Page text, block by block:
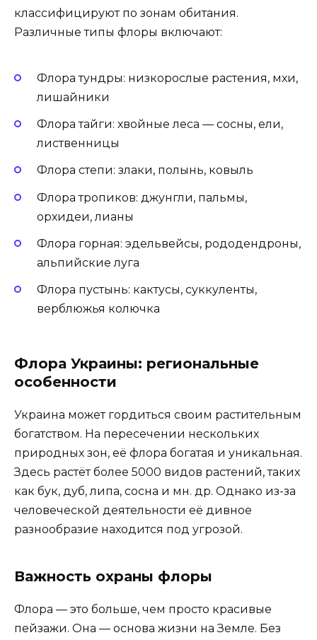
классифицируют по зонам обитания.
Различные типы флоры включают:
Флора тундры: низкорослые растения, мхи,
лишайники
Флора тайги: хвойные леса — сосны, ели,
лиственницы
Флора степи: злаки, полынь, ковыль
Флора тропиков: джунгли, пальмы,
орхидеи, лианы
Флора горная: эдельвейсы, рододендроны,
альпийские луга
Флора пустынь: кактусы, суккуленты,
верблюжья колючка
Флора Украины: региональные
особенности
Украина может гордиться своим растительным
богатством. На пересечении нескольких
природных зон, её флора богатая и уникальная.
Здесь растёт более 5000 видов растений, таких
как бук, дуб, липа, сосна и мн. др. Однако из-за
человеческой деятельности её дивное
разнообразие находится под угрозой.
Важность охраны флоры
Флора — это больше, чем просто красивые
пейзажи. Она — основа жизни на Земле. Без